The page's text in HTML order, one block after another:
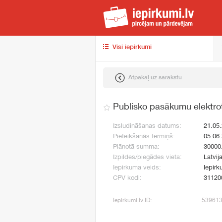
Visi iepirkumi
Atpakaļ uz sarakstu
Publisko pasākumu
Izsludināšanas datums:
Pieteikšanās termiņš:
Plānotā summa:
Izpildes/piegādes vieta:
Iepirkuma veids:
CPV kodi:
Iepirkumi.lv ID: